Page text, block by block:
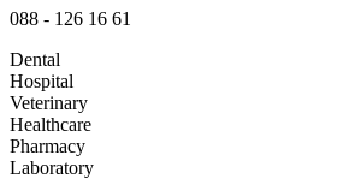
088 - 126 16 61
Dental
Hospital
Veterinary
Healthcare
Pharmacy
Laboratory